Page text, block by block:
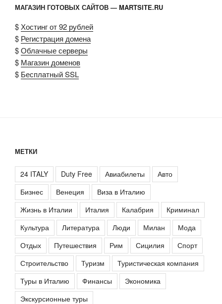
при
строительстве
дорог»
МАГАЗИН ГОТОВЫХ САЙТОВ — MARTSITE.RU
$ Хостинг от 92 рублей
$ Регистрация домена
$Облачные серверы
$ Магазин доменов
$ Бесплатный SSL
МЕТКИ
24 ITALY Duty Free Авиабилеты
Авто
Бизнес
Венеция
Виза в Италию
Жизнь в Италии
Италия Калабрия
Криминал
Культура
Литература Люди Милан
Мода
Отдых
Путешествия Рим Сицилия
Спорт
Строительство
Туризм
Туристическая компания
Туры в Италию
Финансы
Экономика
Экскурсионные туры